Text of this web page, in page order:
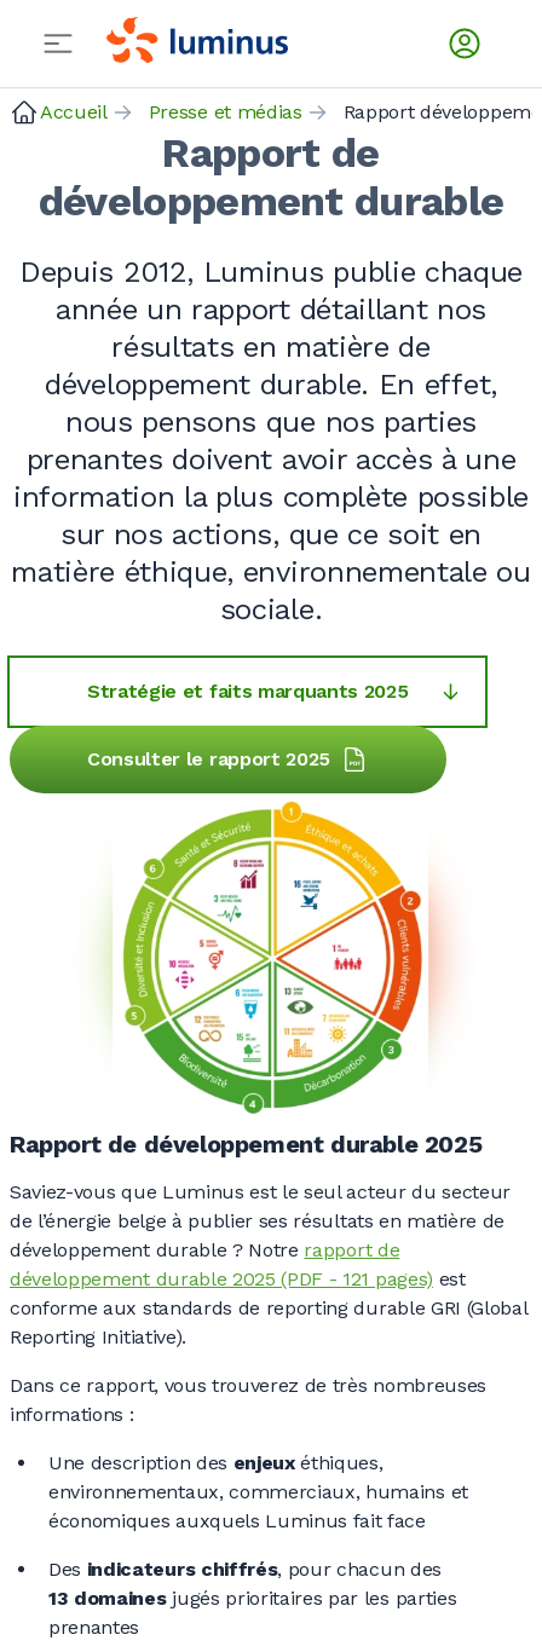
Accueil Presse et médias
Rapport de
développement durable
Depuis 2012, Luminus publie chaque
année un rapport détaillant nos
résultats en matière de
développement durable. En effet,
nous pensons que nos parties
prenantes doivent avoir accès à une
information la plus complète possible
sur nos actions, que ce soit en
matière éthique, environnementale ou
sociale.
Stratégie et faits marquants 2025
Consulter le rapport 2025
Rapport de développement durable 2025
Saviez-vous que Luminus est le seul acteur du secteur
de l’énergie belge à publier ses résultats en matière de
développement durable ?Notre rapport de
développement durable 2025 (PDF - 121 pages) est
conforme aux standards de reporting durable GRI (Global
Reporting Initiative).
Dans ce rapport, vous trouverez de très nombreuses
informations :
Une description des enjeuxéthiques,
environnementaux, commerciaux, humains et
économiques auxquels Luminus fait face
Des indicateurs chiffrés, pour chacun des
13 domaines jugés prioritaires par les parties
prenantes